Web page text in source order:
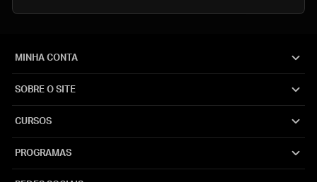
MINHA CONTA
SOBRE O SITE
CURSOS
PROGRAMAS